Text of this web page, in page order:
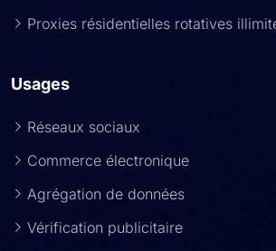
Proxies résidentielles rotatives
Usages
Réseaux sociaux
Commerce électronique
Agrégation de données
Vérification publicitaire